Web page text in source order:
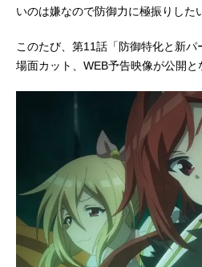
いのは嫌なので防御力に極振りした
このたび、第11話「防御特化と新
場面カット、WEB予告映像が公開と